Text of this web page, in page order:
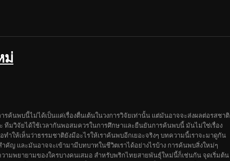
ม่
ค้นพบนี้ไม่ได้เป็นแค่เรื่องตื่นเต้นในวงการวิจัยเท่านั้น แต่มันอาจจะส่งผลต่อรสชาติ
ทีมวิจัยได้ใช้เวลากันพอสมควรในการศึกษาและยืนยันการค้นพบนี้ มันไม่ใช่เรื่อง
ำให้เห็นว่าธรรมชาติยังมีอะไรให้เราค้นพบอีกเยอะจริงๆ บทความนี้เราจะมาดูกัน
ญ และมันอาจจะเข้ามามีบทบาทในชีวิตเราได้อย่างไรบ้าง การค้นพบสิ่งใหม่ๆ
ามพยายามของใครบางคนเสมอ สำหรับพริกไทยสายพันธุ์ใหม่นี้ก็เช่นกัน จุดเริ่มต้น